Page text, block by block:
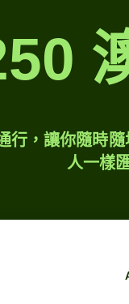
行，讓你隨時
人一樣